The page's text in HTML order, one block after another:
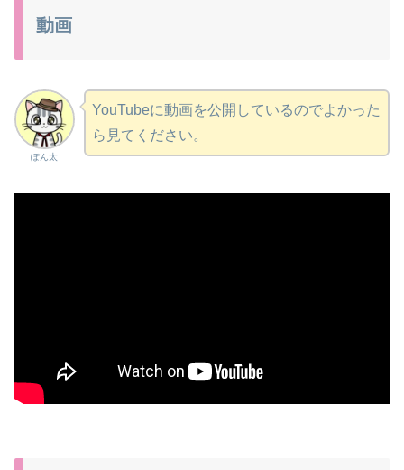
動画
ぽん太
YouTubeに動画を公開しているのでよかった
ら見てください。